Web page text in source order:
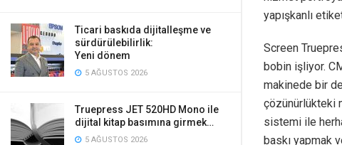
Ticari baskıda dijitalleşme ve
sürdürülebilirlik:
Yeni dönem
5 AĞUSTOS 2026
Truepress JET 520HD Mono ile
dijital kitap basımına girmek…
5 AĞUSTOS 2026
yapışkanlı
Screen
bobin işliyor.
makinede bir
çözünürlükteki
sistemi ile
baskı yapmak